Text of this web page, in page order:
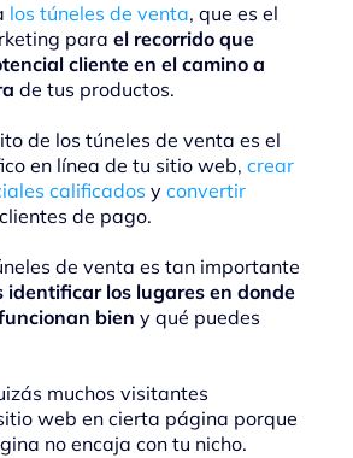
los túneles de venta, que es el
para el recorrido que
cliente en el camino a
de tus productos.
de los túneles de venta es el
en línea de tu sitio web, crear
calificados y convertir
de pago.
de venta es tan importante
identificar los lugares en donde
bien y qué puedes
muchos visitantes
web en cierta página porque
no encaja con tu nicho.